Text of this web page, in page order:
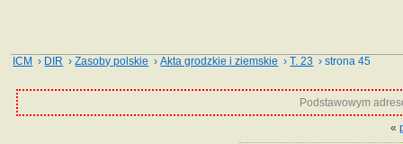
ICM › DIR ›Zasoby polskie ›Akta grodzkie i ziemskie ›T. 23 › strona 45
Podstawowym
«